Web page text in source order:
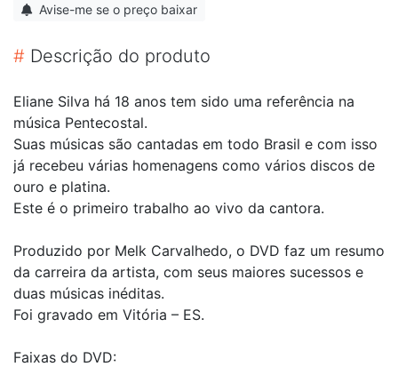
Avise-me se o preço baixar
# Descrição do produto
Eliane Silva há 18 anos tem sido uma referência na
música Pentecostal.
Suas músicas são cantadas em todo Brasil e com isso
já recebeu várias homenagens como vários discos de
ouro e platina.
Este é o primeiro trabalho ao vivo da cantora.
Produzido por Melk Carvalhedo, o DVD faz um resumo
da carreira da artista, com seus maiores sucessos e
duas músicas inéditas.
Foi gravado em Vitória – ES.
Faixas do DVD: